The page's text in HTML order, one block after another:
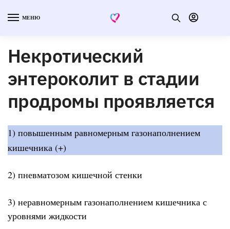
МЕНЮ
Некротический
энтероколит в стадии
продромы проявляется
1) повышенным равномерным газонаполнением
кишечника (+)
2) пневматозом кишечной стенки
3) неравномерным газонаполнением кишечника с
уровнями жидкости